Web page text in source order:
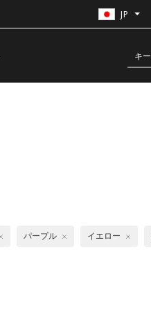
JP
パープル イエロー